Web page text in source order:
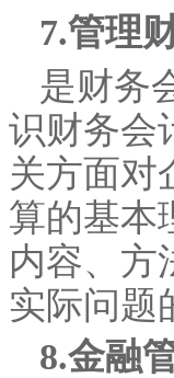
7.管理
是财务
识财务会
关方面对
算的基本
内容、方
实际问题
8.金融